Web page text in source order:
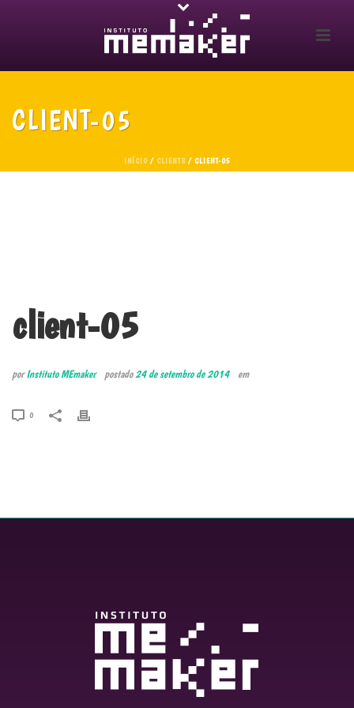
CLIENT-05
INÍCIO/ CLIENTS/ CLIENT-05
client-05
porInstituto MEmaker postado24 de setembro de 2014 em
0